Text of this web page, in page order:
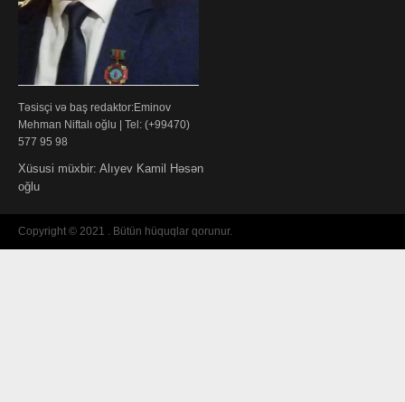
Təsisçi və baş redaktor:Eminov
Mehman Niftalı oğlu | Tel: (+99470)
577 95 98
Xüsusi müxbir: Alıyev Kamil Həsən
oğlu
Copyright © 2021 . Bütün hüquqlar qorunur.